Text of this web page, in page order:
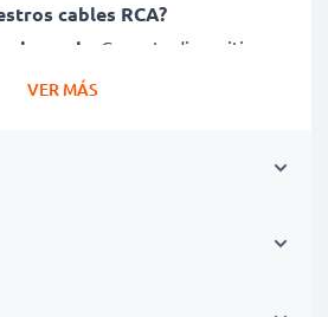
cables RCA?
– Conecta dispositivos
seguro
VER MÁS